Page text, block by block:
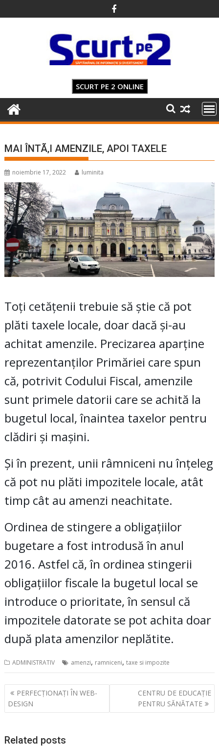
to
SCURT PE 2 ONLINE
MAI ÎNTÃ‚I AMENZILE, APOI TAXELE
noiembrie 17, 2022 luminita
Toți cetățenii trebuie să știe că pot
plăti taxele locale, doar dacă și-au
achitat amenzile. Precizarea aparține
reprezentanților Primăriei care spun
că, potrivit Codului Fiscal, amenzile
sunt primele datorii care se achită la
bugetul local, înaintea taxelor pentru
clădiri și mașini.
Și în prezent, unii râmniceni nu înțeleg
că pot nu plăti impozitele locale, atât
timp cât au amenzi neachitate.
Ordinea de stingere a obligațiilor
bugetare a fost introdusă în anul
2016. Astfel că, în ordinea stingerii
obligațiilor fiscale la bugetul local se
introduce o prioritate, în sensul că
impozitele datorate se pot achita doar
după plata amenzilor neplătite.
ADMINISTRATIV amenzi, ramniceni,taxe si impozite
Navigare
în
articole
PERFECȚIONAȚI ÎN WEB-
DESIGN
CENTRU DE EDUCAȚIE
PENTRU SĂNĂTATE
Related posts